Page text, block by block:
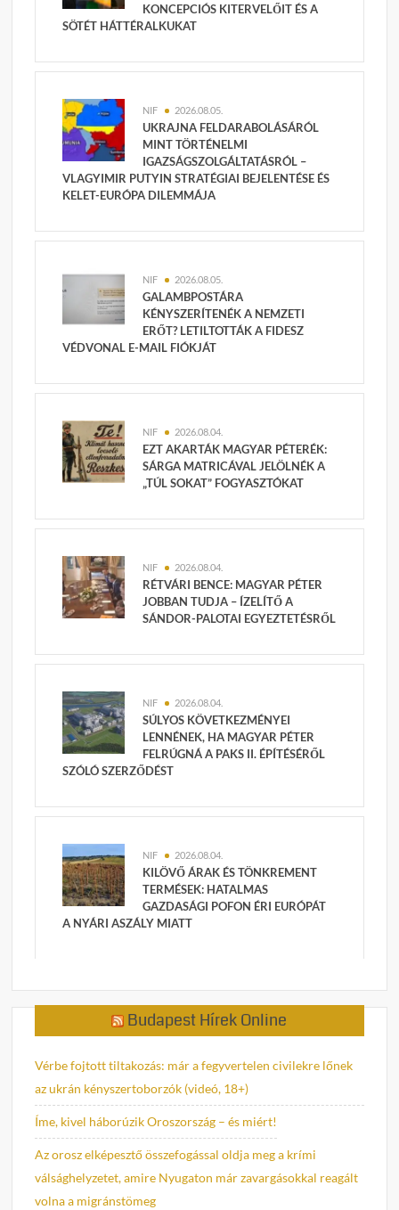
KONCEPCIÓS KITERVELŐIT ÉS A
SÖTÉT HÁTTÉRALKUKAT
NIF 2026.08.05.
UKRAJNA FELDARABOLÁSÁRÓL
MINT TÖRTÉNELMI
IGAZSÁGSZOLGÁLTATÁSRÓL –
VLAGYIMIR PUTYIN STRATÉGIAI BEJELENTÉSE ÉS
KELET-EURÓPA DILEMMÁJA
NIF 2026.08.05.
GALAMBPOSTÁRA
KÉNYSZERÍTENÉK A NEMZETI
ERŐT? LETILTOTTÁK A FIDESZ
VÉDVONAL E-MAIL FIÓKJÁT
NIF 2026.08.04.
EZT AKARTÁK MAGYAR PÉTERÉK:
SÁRGA MATRICÁVAL JELÖLNÉK A
„TÚL SOKAT” FOGYASZTÓKAT
NIF 2026.08.04.
RÉTVÁRI BENCE: MAGYAR PÉTER
JOBBAN TUDJA – ÍZELÍTŐ A
SÁNDOR-PALOTAI EGYEZTETÉSRŐL
NIF 2026.08.04.
SÚLYOS KÖVETKEZMÉNYEI
LENNÉNEK, HA MAGYAR PÉTER
FELRÚGNÁ A PAKS II. ÉPÍTÉSÉRŐL
SZÓLÓ SZERZŐDÉST
NIF 2026.08.04.
KILÖVŐ ÁRAK ÉS TÖNKREMENT
TERMÉSEK: HATALMAS
GAZDASÁGI POFON ÉRI EURÓPÁT
A NYÁRI ASZÁLY MIATT
Budapest Hírek Online
Vérbe fojtott tiltakozás: már a fegyvertelen civilekre lőnek
az ukrán kényszertoborzók (videó, 18+)
Íme, kivel háborúzik Oroszország – és miért!
Az orosz elképesztő összefogással oldja meg a krími
válsághelyzetet, amire Nyugaton már zavargásokkal reagált
volna a migránstömeg